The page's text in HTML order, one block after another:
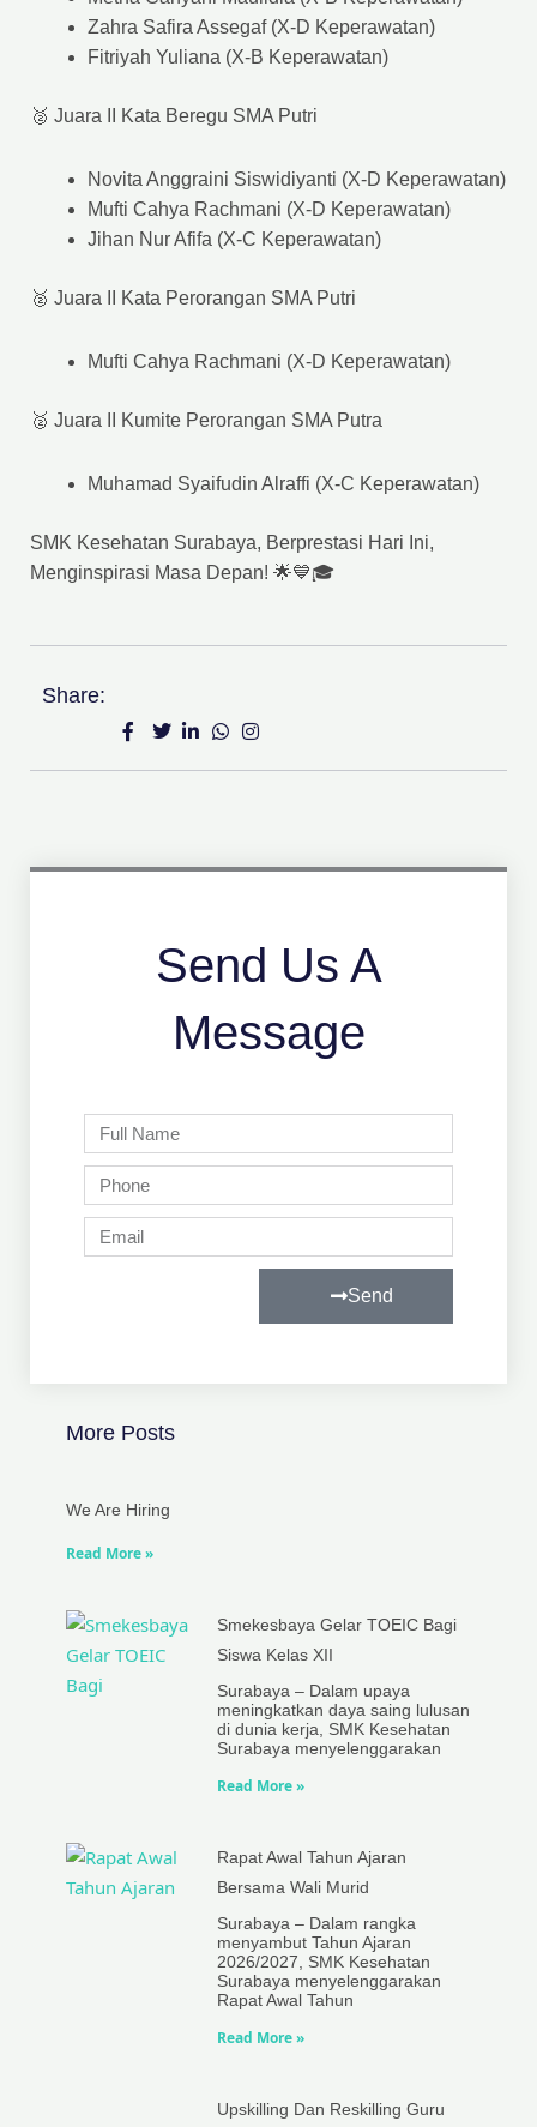
Zahra Safira Assegaf (X-D Keperawatan)
Fitriyah Yuliana (X-B Keperawatan)
🥈 Juara II Kata Beregu SMA Putri
Novita Anggraini Siswidiyanti (X-D Keperawatan)
Mufti Cahya Rachmani (X-D Keperawatan)
Jihan Nur Afifa (X-C Keperawatan)
🥈 Juara II Kata Perorangan SMA Putri
Mufti Cahya Rachmani (X-D Keperawatan)
🥈 Juara II Kumite Perorangan SMA Putra
Muhamad Syaifudin Alraffi (X-C Keperawatan)
SMK Kesehatan Surabaya, Berprestasi Hari Ini,
Menginspirasi Masa Depan! 🌟💙🎓
Share:
Send Us A
Message
Full
Name
Phone
Email
Send
More Posts
We Are Hiring
Read More »
Smekesbaya Gelar TOEIC Bagi
Siswa Kelas XII
Surabaya – Dalam upaya
meningkatkan daya saing lulusan
di dunia kerja, SMK Kesehatan
Surabaya menyelenggarakan
Read More »
Rapat Awal Tahun Ajaran
Bersama Wali Murid
Surabaya – Dalam rangka
menyambut Tahun Ajaran
2026/2027, SMK Kesehatan
Surabaya menyelenggarakan
Rapat Awal Tahun
Read More »
Upskilling Dan Reskilling Guru